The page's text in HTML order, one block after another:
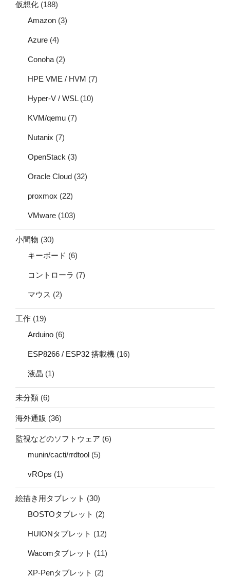
仮想化 (188)
Amazon (3)
Azure (4)
Conoha (2)
HPE VME / HVM (7)
Hyper-V / WSL(10)
KVM/qemu (7)
Nutanix (7)
OpenStack (3)
Oracle Cloud (32)
proxmox (22)
VMware (103)
小間物 (30)
キーボード (6)
コントローラ (7)
マウス (2)
工作 (19)
Arduino (6)
ESP8266 / ESP32 搭載機 (16)
液晶 (1)
未分類 (6)
海外通販 (36)
監視などのソフトウェア (6)
munin/cacti/rrdtool (5)
vROps (1)
絵描き用タブレット (30)
BOSTOタブレット (2)
HUIONタブレット (12)
Wacomタブレット (11)
XP-Penタブレット (2)